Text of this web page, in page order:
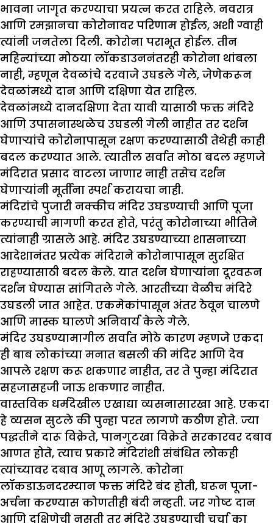
भावना जागृत करण्याचा प्रयत्न करत राहिले. नवरात्र
आणि रमझानचा कोरोनावर परिणाम होईल, अशी ग्वाही
त्यांनी जनतेला दिली. कोरोना पराभूत होईल. तीन
महिन्यांच्या मोठया लॉकडाउननंतरही कोरोना थांबला
नाही, म्हणून देवळांचे दरवाजे उघडले गेले, जेणेकरून
देवळांमध्ये दान आणि दक्षिणा येत राहिल.
देवळांमध्ये दानदक्षिणा देता यावी यासाठी फक्त मंदिरे
आणि उपासनास्थळेच उघडली गेली नाहीत तर दर्शन
घेणाऱ्यांचे कोरोनापासून रक्षण करण्यासाठी तेथेही काही
बदल करण्यात आले. त्यातील सर्वात मोठा बदल म्हणजे
मंदिरात प्रसाद वाटला जाणार नाही तसेच दर्शन
घेणाऱ्यांनी मूर्तींना स्पर्श करायचा नाही.
मंदिरांचे पुजारी नक्कीच मंदिर उघडण्याची आणि पूजा
करण्याची मागणी करत होते, परंतु कोरोनाच्या भीतिने
त्यांनाही ग्रासले आहे. मंदिर उघडण्याच्या शासनाच्या
आदेशानंतर प्रत्येक मंदिराने कोरोनापासून सुरक्षित
राहण्यासाठी बदल केले. यात दर्शन घेणाऱ्यांना दूरवरून
दर्शन घेण्यास सांगितले गेले. आरतीच्या वेळीच मंदिरे
उघडली जात आहेत. एकमेकांपासून अंतर ठेवून चालणे
आणि मास्क घालणे अनिवार्य केले गेले.
मंदिर उघडण्यामागील सर्वात मोठे कारण म्हणजे एकदा
ही बाब लोकांच्या मनात बसली की मंदिर आणि देव
आपले रक्षण करू शकणार नाहीत, तर ते पुन्हा मंदिरात
सहजासहजी जाऊ शकणार नाहीत.
वास्तविक धर्मदेखील एखाद्या व्यसनासारखा आहे. एकदा
हे व्यसन सुटले की पुन्हा परत लागणे कठीण होते. ज्या
पद्धतीने दारू विक्रेते, पानगुटखा विक्रेते सरकारवर दबाव
आणत होते, त्याच प्रकारे मंदिरांशी संबंधित लोकही
त्यांच्यावर दबाव आणू लागले. कोरोना
लॉकडाऊनदरम्यान फक्त मंदिरे बंद होती, घरून पूजा-
अर्चना करण्यास कोणतीही बंदी नव्हती. जर गोष्ट दान
आणि दक्षिणेची नसती तर मंदिरे उघडण्याची चर्चा का